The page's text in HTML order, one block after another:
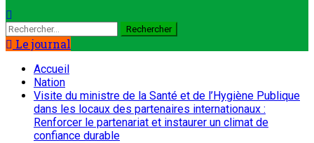
Le journal
Accueil
Nation
Visite du ministre de la Santé et de l’Hygiène Publique
dans les locaux des partenaires internationaux :
Renforcer le partenariat et instaurer un climat de
confiance durable